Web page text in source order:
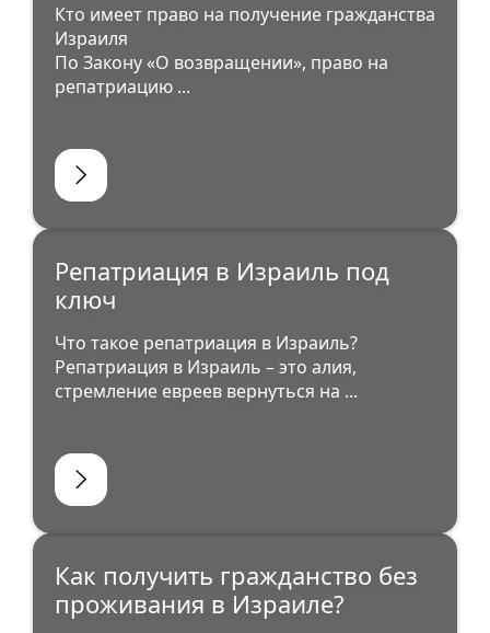
Кто имеет право на получение гражданства
Израиля
По Закону «О возвращении», право на
репатриацию ...
Репатриация в Израиль под
ключ
Что такое репатриация в Израиль?
Репатриация в Израиль – это алия,
стремление евреев вернуться на ...
Как получить гражданство без
проживания в Израиле?